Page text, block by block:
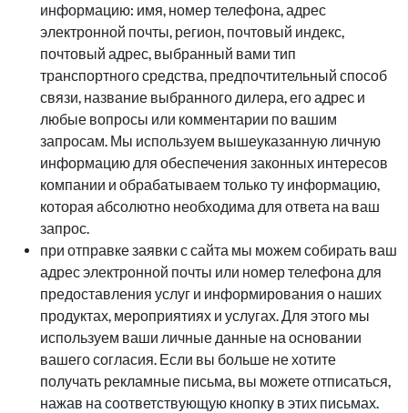
информацию: имя, номер телефона, адрес
электронной почты, регион, почтовый индекс,
почтовый адрес, выбранный вами тип
транспортного средства, предпочтительный способ
связи, название выбранного дилера, его адрес и
любые вопросы или комментарии по вашим
запросам. Мы используем вышеуказанную личную
информацию для обеспечения законных интересов
компании и обрабатываем только ту информацию,
которая абсолютно необходима для ответа на ваш
запрос.
при отправке заявки с сайта мы можем собирать ваш
адрес электронной почты или номер телефона для
предоставления услуг и информирования о наших
продуктах, мероприятиях и услугах. Для этого мы
используем ваши личные данные на основании
вашего согласия. Если вы больше не хотите
получать рекламные письма, вы можете отписаться,
нажав на соответствующую кнопку в этих письмах.